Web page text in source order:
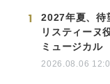
1
2027年夏、待
リスティーヌ
ミュージカル
2026.08.06